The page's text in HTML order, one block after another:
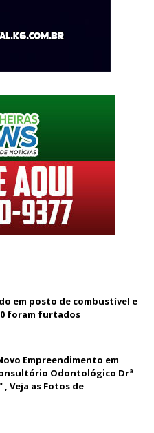
em posto de combustível e
foram furtados
Empreendimento em
Odontológico Drª
Veja as Fotos de